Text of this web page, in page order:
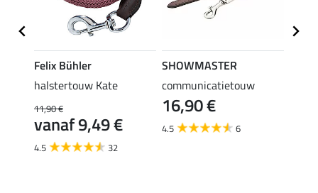
Felix Bühler
halstertouw Kate
11,90 €
vanaf 9,49 €
4.5 32
SHOWMASTER
communicatietouw
16,90 €
4.5 6